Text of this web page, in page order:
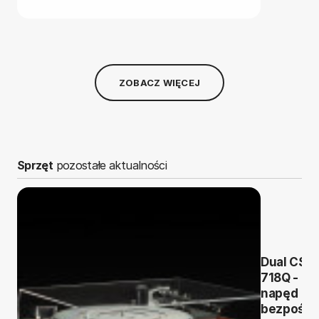
ZOBACZ WIĘCEJ
Sprzęt pozostałe aktualności
Dual CS
718Q -
napęd